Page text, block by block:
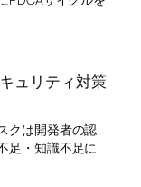
ュリティ対策
クは開発者の認
足・知識不足に